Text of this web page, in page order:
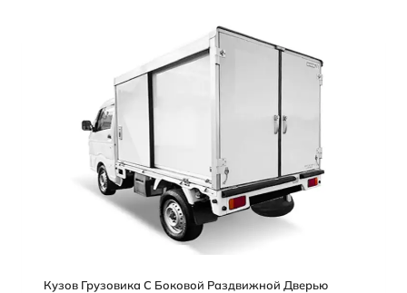
Кузов Грузовика С Боковой Раздвижной Дверью